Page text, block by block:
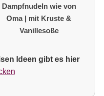
Dampfnudeln wie von
Oma | mit Kruste &
Vanillesoße
Ideen gibt es hier